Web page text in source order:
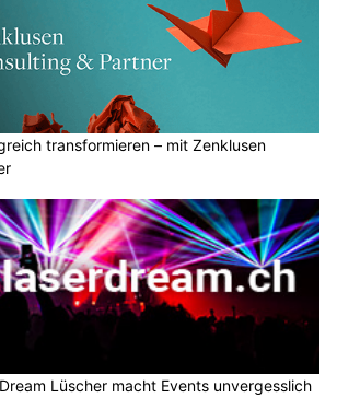
transformieren – mit Zenklusen
Lüscher macht Events unvergesslich